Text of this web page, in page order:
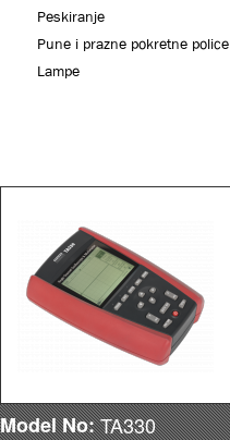
Peskiranje
Pune i prazne pokretne police
Lampe
Model No:TA330